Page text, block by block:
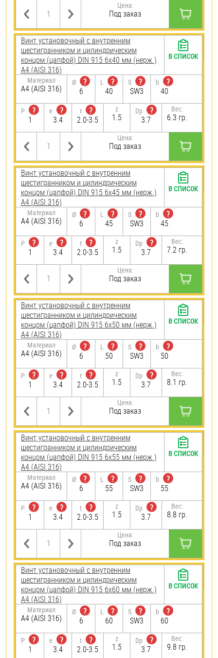
Цена:
Под заказ
Винт установочный с внутренним
шестигранником и цилиндрическим
концом (цапфой) DIN 915 6х40 мм (нерж.)
A4 (AISI 316)
Материал
A4 (AISI 316)
Ø
?
6
L
?
40
S
?
SW3
b
?
40
P
?
1
e
?
3.4
t
?
2.0-3.5
z
1.5
Dp
?
3.7
Вес:
6.3 гр.
Цена:
Под заказ
В СПИСОК
Винт установочный с внутренним
шестигранником и цилиндрическим
концом (цапфой) DIN 915 6х45 мм (нерж.)
A4 (AISI 316)
Материал
A4 (AISI 316)
Ø
?
6
L
?
45
S
?
SW3
b
?
45
P
?
1
e
?
3.4
t
?
2.0-3.5
z
1.5
Dp
?
3.7
Вес:
7.2 гр.
Цена:
Под заказ
В СПИСОК
Винт установочный с внутренним
шестигранником и цилиндрическим
концом (цапфой) DIN 915 6х50 мм (нерж.)
A4 (AISI 316)
Материал
A4 (AISI 316)
Ø
?
6
L
?
50
S
?
SW3
b
?
50
P
?
1
e
?
3.4
t
?
2.0-3.5
z
1.5
Dp
?
3.7
Вес:
8.1 гр.
Цена:
Под заказ
В СПИСОК
Винт установочный с внутренним
шестигранником и цилиндрическим
концом (цапфой) DIN 915 6х55 мм (нерж.)
A4 (AISI 316)
Материал
A4 (AISI 316)
Ø
?
6
L
?
55
S
?
SW3
b
?
55
P
?
1
e
?
3.4
t
?
2.0-3.5
z
1.5
Dp
?
3.7
Вес:
8.8 гр.
Цена:
Под заказ
В СПИСОК
Винт установочный с внутренним
шестигранником и цилиндрическим
концом (цапфой) DIN 915 6х60 мм (нерж.)
A4 (AISI 316)
Материал
A4 (AISI 316)
Ø
?
6
L
?
60
S
?
SW3
b
?
60
P
?
1
e
?
3.4
t
?
2.0-3.5
z
1.5
Dp
?
3.7
Вес:
9.8 гр.
В СПИСОК